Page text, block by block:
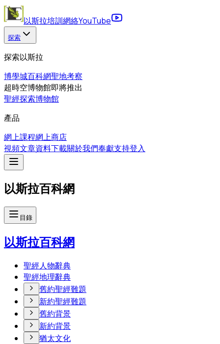
以斯拉培訓網絡YouTube
探索
探索以斯拉
博學城百科網聖地考察
超時空博物館即將推出
聖經探索博物館
產品
網上課程網上商店
視頻文章資料下載關於我們奉獻支持登入
以斯拉百科網
目錄
以斯拉百科網
聖經人物辭典
聖經地理辭典
舊約聖經難題
新約聖經難題
舊約背景
新約背景
猶太文化